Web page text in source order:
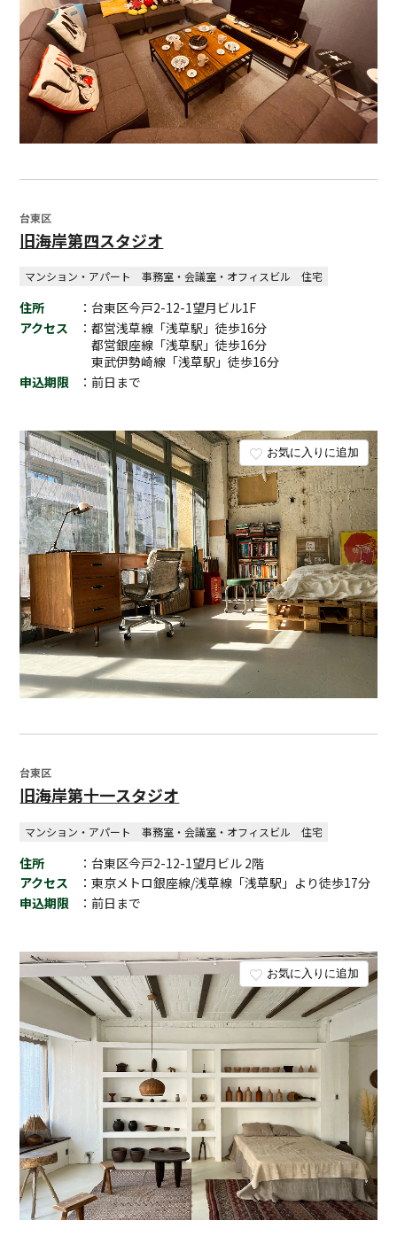
お気に入りに追加
台東区
旧海岸第四スタジオ
マンション・アパート 事務室・会議室・オフィスビル 住宅
住所
：台東区今戸2-12-1望月ビル1F
アクセス
：都営浅草線「浅草駅」徒歩16分
都営銀座線「浅草駅」徒歩16分
東武伊勢崎線「浅草駅」徒歩16分
申込期限
：前日まで
お気に入りに追加
台東区
旧海岸第十一スタジオ
マンション・アパート 事務室・会議室・オフィスビル 住宅
住所
：台東区今戸2-12-1望月ビル 2階
アクセス
：東京メトロ銀座線/浅草線「浅草駅」より徒歩17分
申込期限
：前日まで